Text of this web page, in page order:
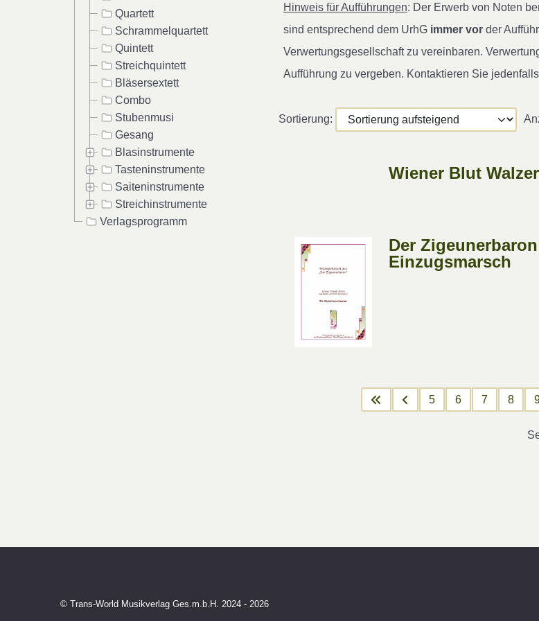
Quartett
Schrammelquartett
Quintett
Streichquintett
Bläsersextett
Combo
Stubenmusi
Gesang
Blasinstrumente
Tasteninstrumente
Saiteninstrumente
Streichinstrumente
Verlagsprogramm
Hinweis für Aufführungen: Der Erwerb von Noten
sind entsprechend dem UrhG immer vor der
Verwertungsgesellschaft zu vereinbaren.
Aufführung zu vergeben. Kontaktieren Sie
Sortierung:
Wiener Blut
Der
Einzugsmarsch
5 6 7 8
© Trans-World Musikverlag Ges.m.b.H. 2024 - 2026